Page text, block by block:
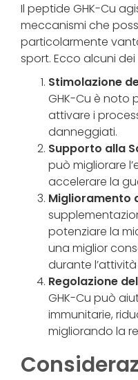
Il peptide GHK-Cu
meccanismi che
particolarmente
sport. Ecco alcuni dei
Stimolazione
GHK-Cu è noto
attivare i
danneggiati.
Supporto alla
può migliorare
accelerare la
Miglioramento
potenziare la
una miglior
durante
Regolazione
GHK-Cu può
immunitarie,
migliorando la